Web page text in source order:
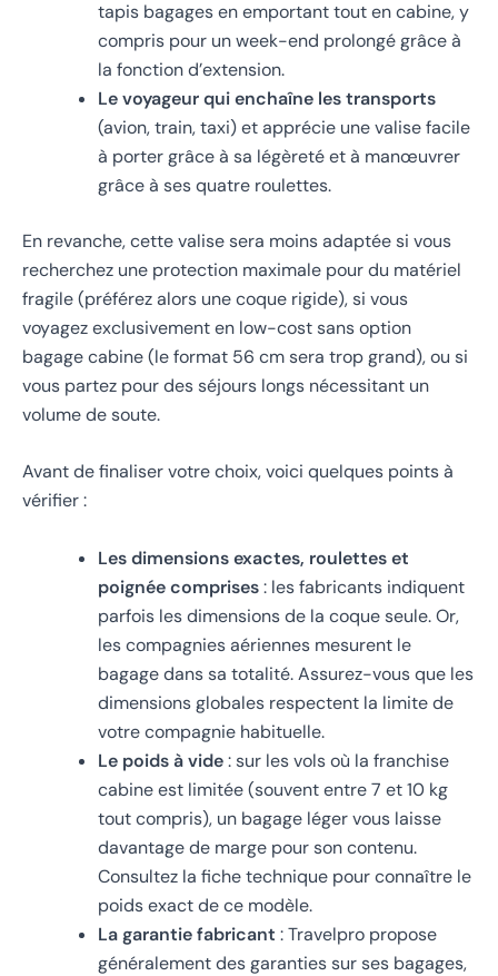
tapis bagages en emportant tout en cabine, y
compris pour un week-end prolongé grâce à
la fonction d’extension.
Le voyageur qui enchaîne les transports
(avion, train, taxi) et apprécie une valise facile
à porter grâce à sa légèreté et à manœuvrer
grâce à ses quatre roulettes.
En revanche, cette valise sera moins adaptée si vous
recherchez une protection maximale pour du matériel
fragile (préférez alors une coque rigide), si vous
voyagez exclusivement en low-cost sans option
bagage cabine (le format 56 cm sera trop grand), ou si
vous partez pour des séjours longs nécessitant un
volume de soute.
Avant de finaliser votre choix, voici quelques points à
vérifier :
Les dimensions exactes, roulettes et
poignée comprises: les fabricants indiquent
parfois les dimensions de la coque seule. Or,
les compagnies aériennes mesurent le
bagage dans sa totalité. Assurez-vous que les
dimensions globales respectent la limite de
votre compagnie habituelle.
Le poids à vide: sur les vols où la franchise
cabine est limitée (souvent entre 7 et 10 kg
tout compris), un bagage léger vous laisse
davantage de marge pour son contenu.
Consultez la fiche technique pour connaître le
poids exact de ce modèle.
La garantie fabricant : Travelpro propose
généralement des garanties sur ses bagages,